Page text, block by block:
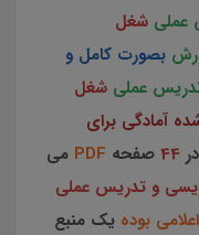
عملی شغل
بصورت کامل و
عملی شغل
آمادگی برای
در 44 صفحه PDF می
و تدریس عملی
بوده یک منبع